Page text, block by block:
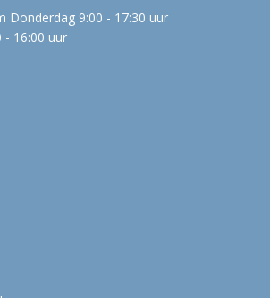
Donderdag 9:00 - 17:30 uur
- 16:00 uur